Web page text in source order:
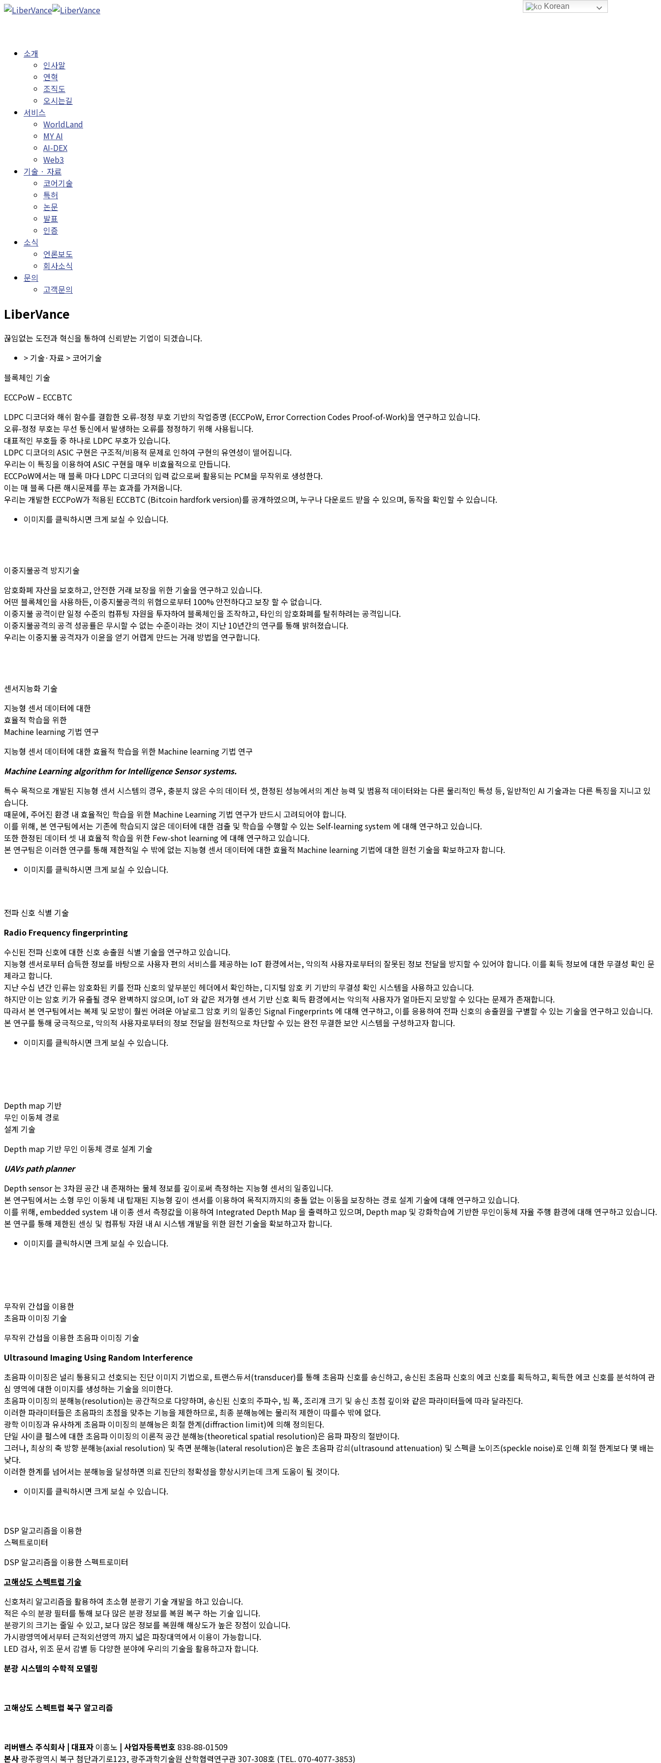
소개
인사말
연혁
조직도
오시는길
서비스
WorldLand
MY AI
AI-DEX
Web3
기술 · 자료
코어기술
특허
논문
발표
인증
소식
언론보도
회사소식
문의
고객문의
LiberVance
끊임없는 도전과 혁신을 통하여 신뢰받는 기업이 되겠습니다.
> 기술·자료 > 코어기술
블록체인 기술
ECCPoW – ECCBTC
LDPC 디코더와 해쉬 함수를 결합한 오류-정정 부호 기반의 작업증명 (ECCPoW, Error Correction Codes Proof-of-Work)을 연구하고 있습니다.
오류-정정 부호는 무선 통신에서 발생하는 오류를 정정하기 위해 사용됩니다.
대표적인 부호들 중 하나로 LDPC 부호가 있습니다.
LDPC 디코더의 ASIC 구현은 구조적/비용적 문제로 인하여 구현의 유연성이 떨어집니다.
우리는 이 특징을 이용하여 ASIC 구현을 매우 비효율적으로 만듭니다.
ECCPoW에서는 매 블록 마다 LDPC 디코더의 입력 값으로써 활용되는 PCM을 무작위로 생성한다.
이는 매 블록 다른 해시문제를 푸는 효과를 가져옵니다.
우리는 개발한 ECCPoW가 적용된 ECCBTC (Bitcoin hardfork version)를 공개하였으며, 누구나 다운로드 받을 수 있으며, 동작을 확인할 수 있습니다.
이미지를 클릭하시면 크게 보실 수 있습니다.
이중지불공격 방지기술
암호화폐 자산을 보호하고, 안전한 거래 보장을 위한 기술을 연구하고 있습니다.
어떤 블록체인을 사용하든, 이중지불공격의 위협으로부터 100% 안전하다고 보장 할 수 없습니다.
이중지불 공격이란 일정 수준의 컴퓨팅 자원을 투자하여 블록체인을 조작하고, 타인의 암호화폐를 탈취하려는 공격입니다.
이중지불공격의 공격 성공률은 무시할 수 없는 수준이라는 것이 지난 10년간의 연구를 통해 밝혀졌습니다.
우리는 이중지불 공격자가 이윤을 얻기 어렵게 만드는 거래 방법을 연구합니다.
센서지능화 기술
지능형 센서 데이터에 대한
효율적 학습을 위한
Machine learning 기법 연구
지능형 센서 데이터에 대한 효율적 학습을 위한 Machine learning 기법 연구
Machine Learning algorithm for Intelligence Sensor systems.
특수 목적으로 개발된 지능형 센서 시스템의 경우, 충분치 않은 수의 데이터 셋, 한정된 성능에서의 계산 능력 및 범용적 데이터와는 다른 물리적인 특성 등, 일반적인 AI 기술과는 다른 특징을 지니고 있
습니다.
때문에, 주어진 환경 내 효율적인 학습을 위한 Machine Learning 기법 연구가 반드시 고려되어야 합니다.
이를 위해, 본 연구팀에서는 기존에 학습되지 않은 데이터에 대한 검출 및 학습을 수행할 수 있는 Self-learning system 에 대해 연구하고 있습니다.
또한 한정된 데이터 셋 내 효율적 학습을 위한 Few-shot learning 에 대해 연구하고 있습니다.
본 연구팀은 이러한 연구를 통해 제한적일 수 밖에 없는 지능형 센서 데이터에 대한 효율적 Machine learning 기법에 대한 원천 기술을 확보하고자 합니다.
이미지를 클릭하시면 크게 보실 수 있습니다.
전파 신호 식별 기술
Radio Frequency fingerprinting
수신된 전파 신호에 대한 신호 송출원 식별 기술을 연구하고 있습니다.
지능형 센서로부터 습득한 정보를 바탕으로 사용자 편의 서비스를 제공하는 IoT 환경에서는, 악의적 사용자로부터의 잘못된 정보 전달을 방지할 수 있어야 합니다. 이를 획득 정보에 대한 무결성 확인 문
제라고 합니다.
지난 수십 년간 인류는 암호화된 키를 전파 신호의 앞부분인 헤더에서 확인하는, 디지털 암호 키 기반의 무결성 확인 시스템을 사용하고 있습니다.
하지만 이는 암호 키가 유출될 경우 완벽하지 않으며, IoT 와 같은 저가형 센서 기반 신호 획득 환경에서는 악의적 사용자가 얼마든지 모방할 수 있다는 문제가 존재합니다.
따라서 본 연구팀에서는 복제 및 모방이 훨씬 어려운 아날로그 암호 키의 일종인 Signal Fingerprints 에 대해 연구하고, 이를 응용하여 전파 신호의 송출원을 구별할 수 있는 기술을 연구하고 있습니다.
본 연구를 통해 궁극적으로, 악의적 사용자로부터의 정보 전달을 원천적으로 차단할 수 있는 완전 무결한 보안 시스템을 구성하고자 합니다.
이미지를 클릭하시면 크게 보실 수 있습니다.
Depth map 기반
무인 이동체 경로
설계 기술
Depth map 기반 무인 이동체 경로 설계 기술
UAVs path planner
Depth sensor 는 3차원 공간 내 존재하는 물체 정보를 깊이로써 측정하는 지능형 센서의 일종입니다.
본 연구팀에서는 소형 무인 이동체 내 탑재된 지능형 깊이 센서를 이용하여 목적지까지의 충돌 없는 이동을 보장하는 경로 설계 기술에 대해 연구하고 있습니다.
이를 위해, embedded system 내 이종 센서 측정값을 이용하여 Integrated Depth Map 을 출력하고 있으며, Depth map 및 강화학습에 기반한 무인이동체 자율 주행 환경에 대해 연구하고 있습니다.
본 연구를 통해 제한된 센싱 및 컴퓨팅 자원 내 AI 시스템 개발을 위한 원천 기술을 확보하고자 합니다.
이미지를 클릭하시면 크게 보실 수 있습니다.
무작위 간섭을 이용한
초음파 이미징 기술
무작위 간섭을 이용한 초음파 이미징 기술
Ultrasound Imaging Using Random Interference
초음파 이미징은 널리 통용되고 선호되는 진단 이미지 기법으로, 트랜스듀서(transducer)를 통해 초음파 신호를 송신하고, 송신된 초음파 신호의 에코 신호를 획득하고, 획득한 에코 신호를 분석하여 관
심 영역에 대한 이미지를 생성하는 기술을 의미한다.
초음파 이미징의 분해능(resolution)는 공간적으로 다양하며, 송신된 신호의 주파수, 빔 폭, 조리개 크기 및 송신 초점 깊이와 같은 파라미터들에 따라 달라진다.
이러한 파라미터들은 초음파의 초점을 맞추는 기능을 제한하므로, 최종 분해능에는 물리적 제한이 따를수 밖에 없다.
광학 이미징과 유사하게 초음파 이미징의 분해능은 회절 한계(diffraction limit)에 의해 정의된다.
단일 사이클 펄스에 대한 초음파 이미징의 이론적 공간 분해능(theoretical spatial resolution)은 음파 파장의 절반이다.
그러나, 최상의 축 방향 분해능(axial resolution) 및 측면 분해능(lateral resolution)은 높은 초음파 감쇠(ultrasound attenuation) 및 스펙클 노이즈(speckle noise)로 인해 회절 한계보다 몇 배는
낮다.
이러한 한계를 넘어서는 분해능을 달성하면 의료 진단의 정확성을 향상시키는데 크게 도움이 될 것이다.
이미지를 클릭하시면 크게 보실 수 있습니다.
DSP 알고리즘을 이용한
스펙트로미터
DSP 알고리즘을 이용한 스펙트로미터
고해상도 스펙트럼 기술
신호처리 알고리즘을 활용하여 초소형 분광기 기술 개발을 하고 있습니다.
적은 수의 분광 필터를 통해 보다 많은 분광 정보를 복원 복구 하는 기술 입니다.
분광기의 크기는 줄일 수 있고, 보다 많은 정보를 복원해 해상도가 높은 장점이 있습니다.
가시광영역에서부터 근적외선영역 까지 넓은 파장대역에서 이용이 가능합니다.
LED 검사, 위조 문서 감별 등 다양한 분야에 우리의 기술을 활용하고자 합니다.
분광 시스템의 수학적 모델링
고해상도 스펙트럼 복구 알고리즘
리버밴스 주식회사 | 대표자 이흥노 | 사업자등록번호 838-88-01509
본사광주광역시 북구 첨단과기로123, 광주과학기술원 산학협력연구관 307-308호 (TEL. 070-4077-3853)
Korean